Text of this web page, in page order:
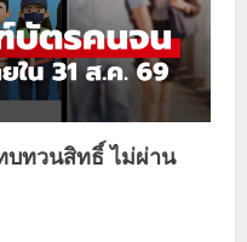
บทวนสิทธิ์ ไม่ผ่าน